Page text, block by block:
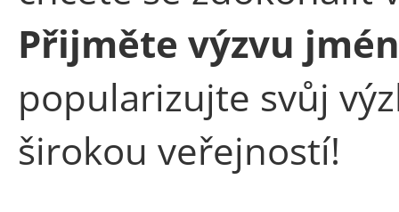
Přijměte výzvu
popularizujte svůj
širokou veřejností!